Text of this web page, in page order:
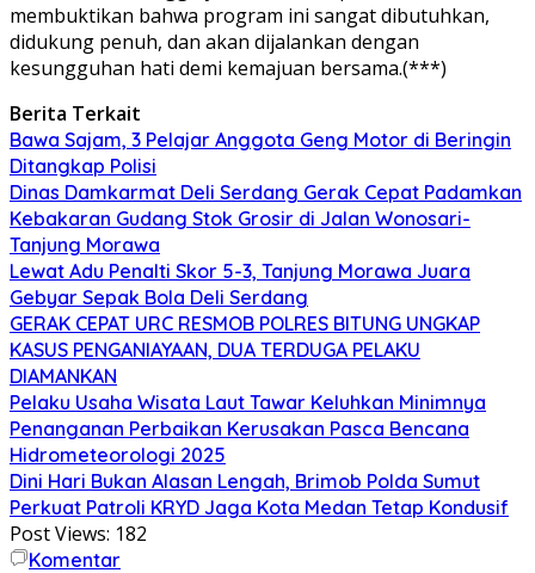
membuktikan bahwa program ini sangat dibutuhkan,
didukung penuh, dan akan dijalankan dengan
kesungguhan hati demi kemajuan bersama.(***)
Berita Terkait
Bawa Sajam, 3 Pelajar Anggota Geng Motor di Beringin
Ditangkap Polisi
Dinas Damkarmat Deli Serdang Gerak Cepat Padamkan
Kebakaran Gudang Stok Grosir di Jalan Wonosari-
Tanjung Morawa
Lewat Adu Penalti Skor 5-3, Tanjung Morawa Juara
Gebyar Sepak Bola Deli Serdang
GERAK CEPAT URC RESMOB POLRES BITUNG UNGKAP
KASUS PENGANIAYAAN, DUA TERDUGA PELAKU
DIAMANKAN
Pelaku Usaha Wisata Laut Tawar Keluhkan Minimnya
Penanganan Perbaikan Kerusakan Pasca Bencana
Hidrometeorologi 2025
Dini Hari Bukan Alasan Lengah, Brimob Polda Sumut
Perkuat Patroli KRYD Jaga Kota Medan Tetap Kondusif
Post Views: 182
Komentar